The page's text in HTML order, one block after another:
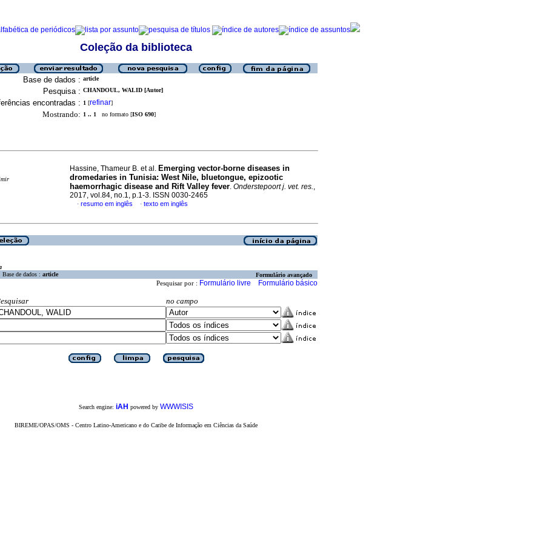
Coleção da biblioteca
Base de dados : article
Pesquisa : CHANDOUL, WALID [Autor]
encontradas : 1 [refinar]
Mostrando: 1 .. 1 no formato [ISO 690]
Hassine, Thameur B. et al. Emerging vector-borne diseases in
dromedaries in Tunisia: West Nile, bluetongue, epizootic
haemorrhagic disease and Rift Valley fever. Onderstepoort j. vet. res.,
2017, vol.84, no.1, p.1-3. ISSN 0030-2465
· resumo em inglês · texto em inglês
Base de dados : article Formulário avançado
Pesquisar por : Formulário livre Formulário básico
no campo
Search engine: iAH powered by WWWISIS
BIREME/OPAS/OMS - Centro Latino-Americano e do Caribe de Informação em Ciências da Saúde